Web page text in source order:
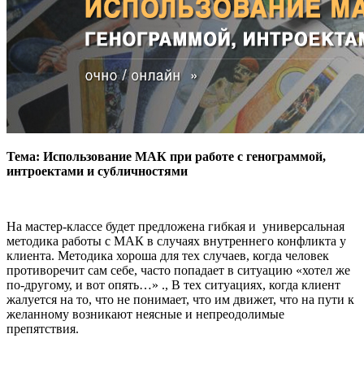
Тема: Использование МАК при работе с генограммой,
интроектами и субличностями
На мастер-классе будет предложена гибкая и универсальная
методика работы с МАК в случаях внутреннего конфликта у
клиента. Методика хороша для тех случаев, когда человек
противоречит сам себе, часто попадает в ситуацию «хотел же
по-другому, и вот опять…» ., В тех ситуациях, когда клиент
жалуется на то, что не понимает, что им движет, что на пути к
желанному возникают неясные и непреодолимые
препятствия.